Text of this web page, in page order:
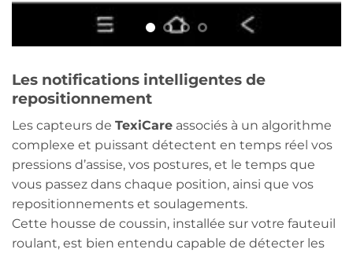
Les notifications intelligentes de
repositionnement
Les capteurs de TexiCare associés à un algorithme
complexe et puissant détectent en temps réel vos
pressions d’assise, vos postures, et le temps que
vous passez dans chaque position, ainsi que vos
repositionnements et soulagements.
Cette housse de coussin, installée sur votre fauteuil
roulant, est bien entendu capable de détecter les